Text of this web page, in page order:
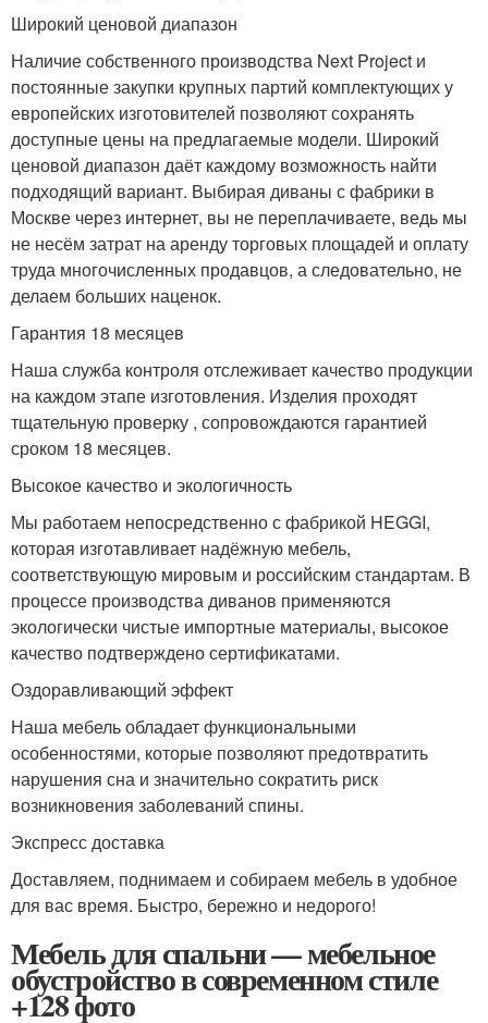
Широкий ценовой диапазон
Наличие собственного производства Next Project и
постоянные закупки крупных партий комплектующих у
европейских изготовителей позволяют сохранять
доступные цены на предлагаемые модели. Широкий
ценовой диапазон даёт каждому возможность найти
подходящий вариант. Выбирая диваны с фабрики в
Москве через интернет, вы не переплачиваете, ведь мы
не несём затрат на аренду торговых площадей и оплату
труда многочисленных продавцов, а следовательно, не
делаем больших наценок.
Гарантия 18 месяцев
Наша служба контроля отслеживает качество продукции
на каждом этапе изготовления. Изделия проходят
тщательную проверку , сопровождаются гарантией
сроком 18 месяцев.
Высокое качество и экологичность
Мы работаем непосредственно с фабрикой HEGGI,
которая изготавливает надёжную мебель,
соответствующую мировым и российским стандартам. В
процессе производства диванов применяются
экологически чистые импортные материалы, высокое
качество подтверждено сертификатами.
Оздоравливающий эффект
Наша мебель обладает функциональными
особенностями, которые позволяют предотвратить
нарушения сна и значительно сократить риск
возникновения заболеваний спины.
Экспресс доставка
Доставляем, поднимаем и собираем мебель в удобное
для вас время. Быстро, бережно и недорого!
Мебель для спальни — мебельное
обустройство в современном стиле
+128 фото